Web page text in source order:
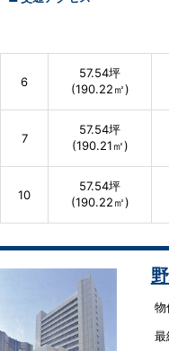
6
57.54坪
(190.22㎡)
7
57.54坪
(190.21㎡)
10
57.54坪
(190.22㎡)
物
最